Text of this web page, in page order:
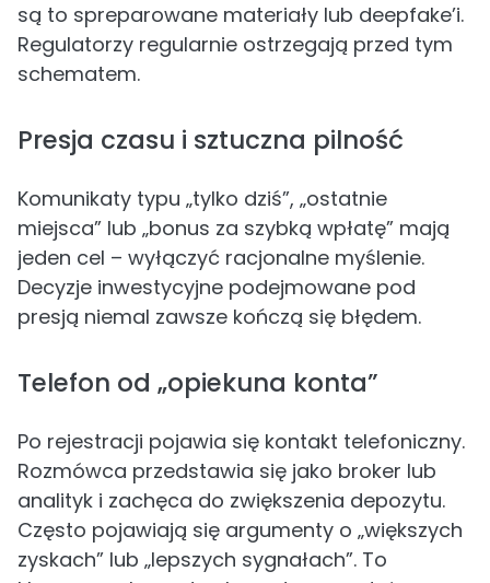
są to spreparowane materiały lub deepfake’i.
Regulatorzy regularnie ostrzegają przed tym
schematem.
Presja czasu i sztuczna pilność
Komunikaty typu „tylko dziś”, „ostatnie
miejsca” lub „bonus za szybką wpłatę” mają
jeden cel – wyłączyć racjonalne myślenie.
Decyzje inwestycyjne podejmowane pod
presją niemal zawsze kończą się błędem.
Telefon od „opiekuna konta”
Po rejestracji pojawia się kontakt telefoniczny.
Rozmówca przedstawia się jako broker lub
analityk i zachęca do zwiększenia depozytu.
Często pojawiają się argumenty o „większych
zyskach” lub „lepszych sygnałach”. To